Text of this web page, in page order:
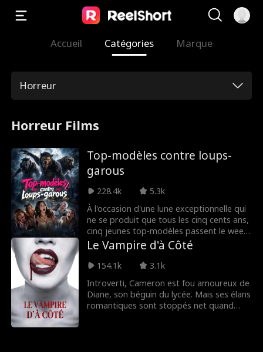
Accueil Catégories Marque
Horreur
Horreur Films
Top-modèles contre loups-
garous
228.4k
5.3k
À l'occasion d'une lune exceptionnelle qui
ne se produit que tous les cinq cents ans,
cinq jeunes top-modèles passent le week-
end dans un Airbnb en forêt. Ce qui devait
être un moment de détente entre filles
vire rapidement au cauchemar lorsqu'une
éveillée par la pleine lune.
Le Vampire d'à Côté
154.1k
3.1k
Introverti, Cameron est fou amoureux de
Diane, son béguin du lycée. Mais ses élans
romantiques sont stoppés net quand